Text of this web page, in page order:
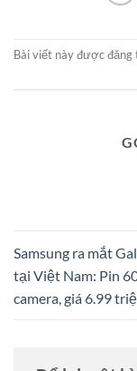
Bài viết này được đăng
Samsung ra mắt
tại Việt Nam: Pin
camera, giá 6.99